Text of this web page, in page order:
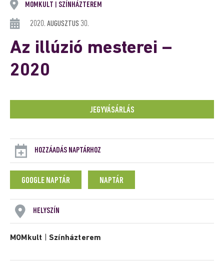
MOMKULT SZÍNHÁZTEREM
2020. AUGUSZTUS 30.
Az illúzió mesterei –
2020
JEGYVÁSÁRLÁS
HOZZÁADÁS NAPTÁRHOZ
GOOGLE NAPTÁR NAPTÁR
HELYSZÍN
MOMkult |Színházterem